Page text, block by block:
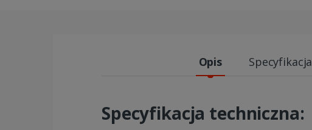
Opis Specyfikacja
Specyfikacja techniczna: